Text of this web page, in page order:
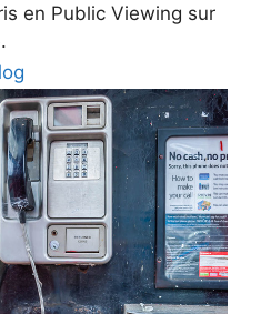
en Public Viewing sur